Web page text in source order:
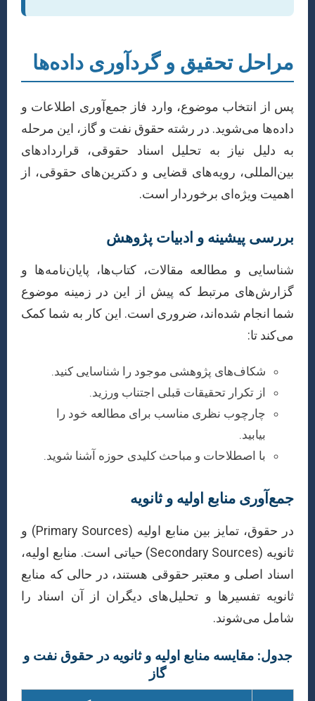
مراحل تحقیق و گردآوری داده‌ها
پس از انتخاب موضوع، وارد فاز جمع‌آوری اطلاعات و
داده‌ها می‌شوید. در رشته حقوق نفت و گاز، این مرحله
به دلیل نیاز به تحلیل اسناد حقوقی، قراردادهای
بین‌المللی، رویه‌های قضایی و دکترین‌های حقوقی، از
اهمیت ویژه‌ای برخوردار است.
بررسی پیشینه و ادبیات پژوهش
شناسایی و مطالعه مقالات، کتاب‌ها، پایان‌نامه‌ها و
گزارش‌های مرتبط که پیش از این در زمینه موضوع
شما انجام شده‌اند، ضروری است. این کار به شما کمک
می‌کند تا:
شکاف‌های پژوهشی موجود را شناسایی کنید.
از تکرار تحقیقات قبلی اجتناب ورزید.
چارچوب نظری مناسب برای مطالعه خود را
بیابید.
با اصطلاحات و مباحث کلیدی حوزه آشنا شوید.
جمع‌آوری منابع اولیه و ثانویه
در حقوق، تمایز بین منابع اولیه (Primary Sources) و
ثانویه (Secondary Sources) حیاتی است. منابع اولیه،
اسناد اصلی و معتبر حقوقی هستند، در حالی که منابع
ثانویه تفسیرها و تحلیل‌های دیگران از آن اسناد را
شامل می‌شوند.
جدول: مقایسه منابع اولیه و ثانویه در حقوق نفت و
گاز